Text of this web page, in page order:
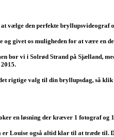
vælge den perfekte
givet os muligheden for at være en
bor vi i Solrød Strand på Sjælland,
rigtige valg til din bryllupsdag, så klik
en løsning der kræver 1 fotograf og
Louise også altid klar til at træde